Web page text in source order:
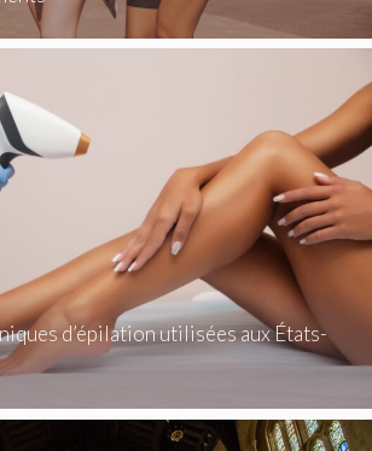
d’épilation utilisées aux États-